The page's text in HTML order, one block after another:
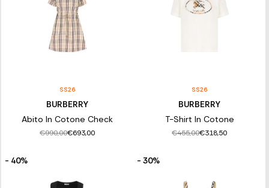
SS26
BURBERRY
Abito In Cotone Check
€990,00€693,00
SS26
BURBERRY
T-Shirt In Cotone
€455,00€318,50
- 40% - 30%